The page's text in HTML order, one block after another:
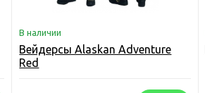
В наличии
Вейдерсы Alaskan Adventure
Red